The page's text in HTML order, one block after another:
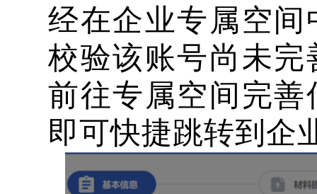
经在企业专属空
校验该账号尚未
前往专属空间完
即可快捷跳转到企